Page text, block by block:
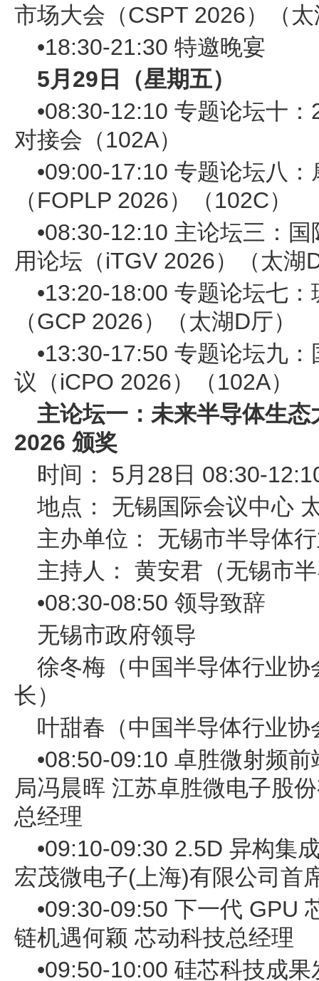
市场大会（CSPT 2026）（
•18:30-21:30 特邀晚宴
5月29日（星期五）
•08:30-12:10 专题论坛十
对接会（102A）
•09:00-17:10 专题论坛八
（FOPLP 2026）（102C）
•08:30-12:10 主论坛三：
用论坛（iTGV 2026）（太湖
•13:20-18:00 专题论坛七
（GCP 2026）（太湖D厅）
•13:30-17:50 专题论坛九
议（iCPO 2026）（102A）
主论坛一：未来半导体生
2026 颁奖
时间： 5月28日 08:30-
地点： 无锡国际会议中心
主办单位： 无锡市半导体
主持人： 黄安君（无锡市
•08:30-08:50 领导致辞
无锡市政府领导
徐冬梅（中国半导体行业
长）
叶甜春（中国半导体行业协
•08:50-09:10 卓胜微射频
局冯晨晖 江苏卓胜微电子股
总经理
•09:10-09:30 2.5D 异构集
宏茂微电子(上海)有限公司首
•09:30-09:50 下一代 GPU
链机遇何颖 芯动科技总经理
•09:50-10:00 硅芯科技成